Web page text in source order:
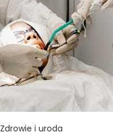
Zdrowie i uroda